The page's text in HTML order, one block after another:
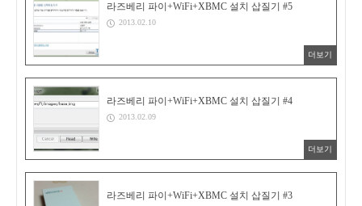
라즈베리 파이+WiFi+XBMC 설치 삽질기 #5
2013.02.10
더보기
라즈베리 파이+WiFi+XBMC 설치 삽질기 #4
2013.02.09
더보기
라즈베리 파이+WiFi+XBMC 설치 삽질기 #3